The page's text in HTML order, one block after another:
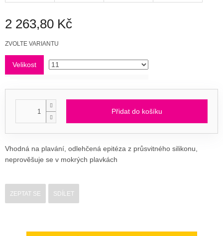
2 263,80 Kč
Měrná
ZVOLTE VARIANTU
Velikost
Přidat do košíku
Vhodná na plavání, odlehčená epitéza z průsvitného silikonu,
neprověšuje se v mokrých plavkách
ZEPTAT SE SDÍLET